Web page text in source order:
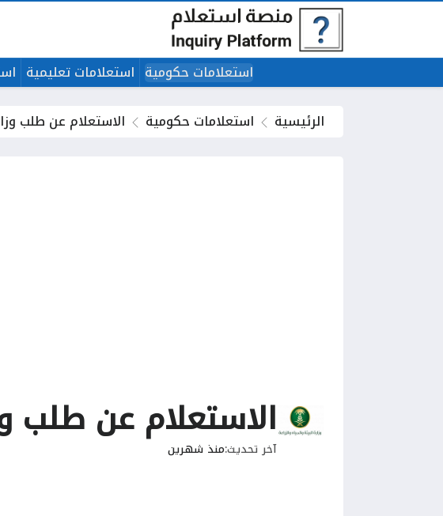
استعلامات حكومية استعلامات تعليمية
الرئيسية
استعلامات حكومية الاستعلام عن طلب
الاستعلام عن طلب
آخر تحديثمنذ شهرين